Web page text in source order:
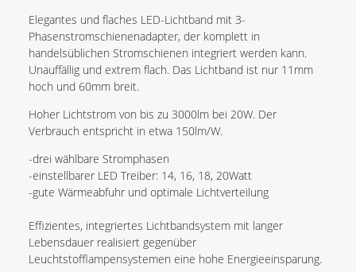
Elegantes und flaches LED-Lichtband mit 3-
Phasenstromschienenadapter, der komplett in
handelsüblichen Stromschienen integriert werden kann.
Unauffällig und extrem flach. Das Lichtband ist nur 11mm
hoch und 60mm breit.
Hoher Lichtstrom von bis zu 3000lm bei 20W. Der
Verbrauch entspricht in etwa 150lm/W.
-drei wählbare Stromphasen
-einstellbarer LED Treiber: 14, 16, 18, 20Watt
-gute Wärmeabfuhr und optimale Lichtverteilung
Effizientes, integriertes Lichtbandsystem mit langer
Lebensdauer realisiert gegenüber
Leuchtstofflampensystemen eine hohe Energieeinsparung.